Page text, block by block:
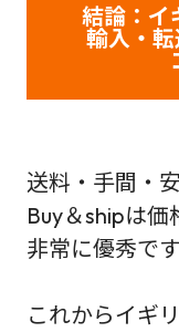
結論：イ
輸入・
送料・手間・
Buy＆shipは
非常に優秀で
これからイギ